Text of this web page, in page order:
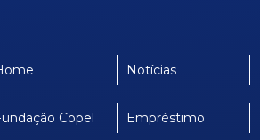
Notícias
Copel Empréstimo